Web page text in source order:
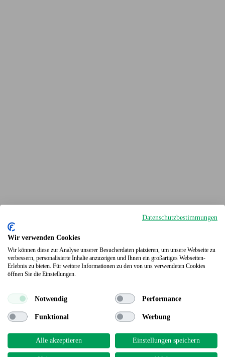
Terrassendielen
Datenschutzbestimmungen
Wir verwenden Cookies
Wir können diese zur Analyse unserer Besucherdaten platzieren, um unsere Webseite zu
verbessern, personalisierte Inhalte anzuzeigen und Ihnen ein großartiges Webseiten-
Erlebnis zu bieten. Für weitere Informationen zu den von uns verwendeten Cookies
öffnen Sie die Einstellungen.
Notwendig Performance
Funktional Werbung
Alle akzeptieren Einstellungen speichern